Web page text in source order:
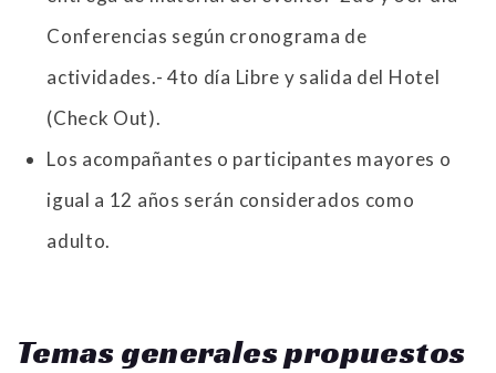
Conferencias según cronograma de
actividades.- 4to día Libre y salida del Hotel
(Check Out).
Los acompañantes o participantes mayores o
igual a 12 años serán considerados como
adulto.
Temas generales propuestos